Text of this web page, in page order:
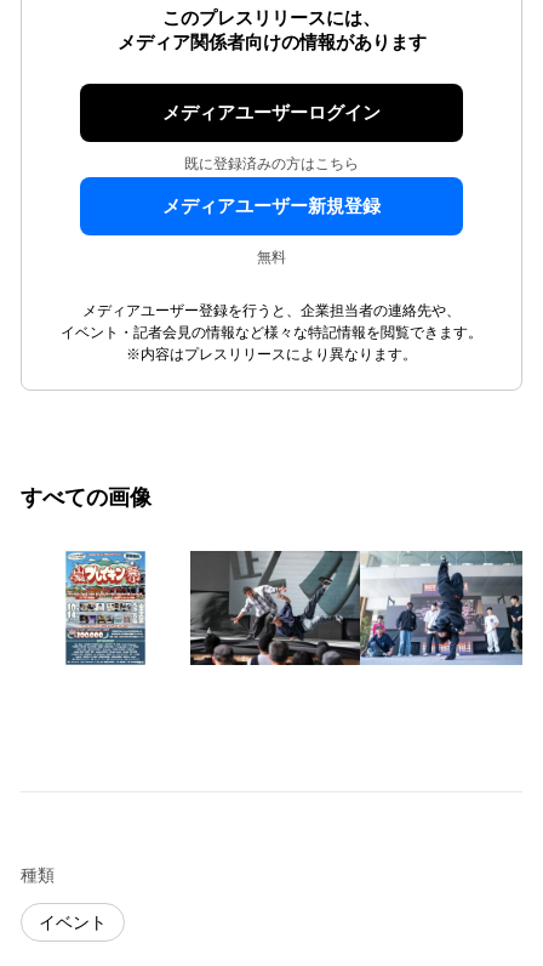
このプレスリリースには、
メディア関係者向けの情報があります
メディアユーザーログイン
既に登録済みの方はこちら
メディアユーザー新規登録
無料
メディアユーザー登録を行うと、企業担当者の連絡先や、
イベント・記者会見の情報など様々な特記情報を閲覧できます。
※内容はプレスリリースにより異なります。
すべての画像
種類
イベント